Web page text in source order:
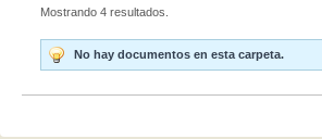
Mostrando 4 resultados.
No hay documentos en esta carpeta.